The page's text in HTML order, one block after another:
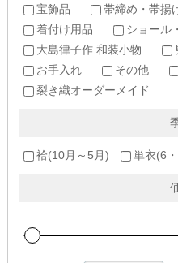
宝飾品
帯締め・帯揚
着付け用品
ショール
大島律子作 和装小物
お手入れ
その他
裂き織オーダーメイド
袷(10月～5月) 単衣(6